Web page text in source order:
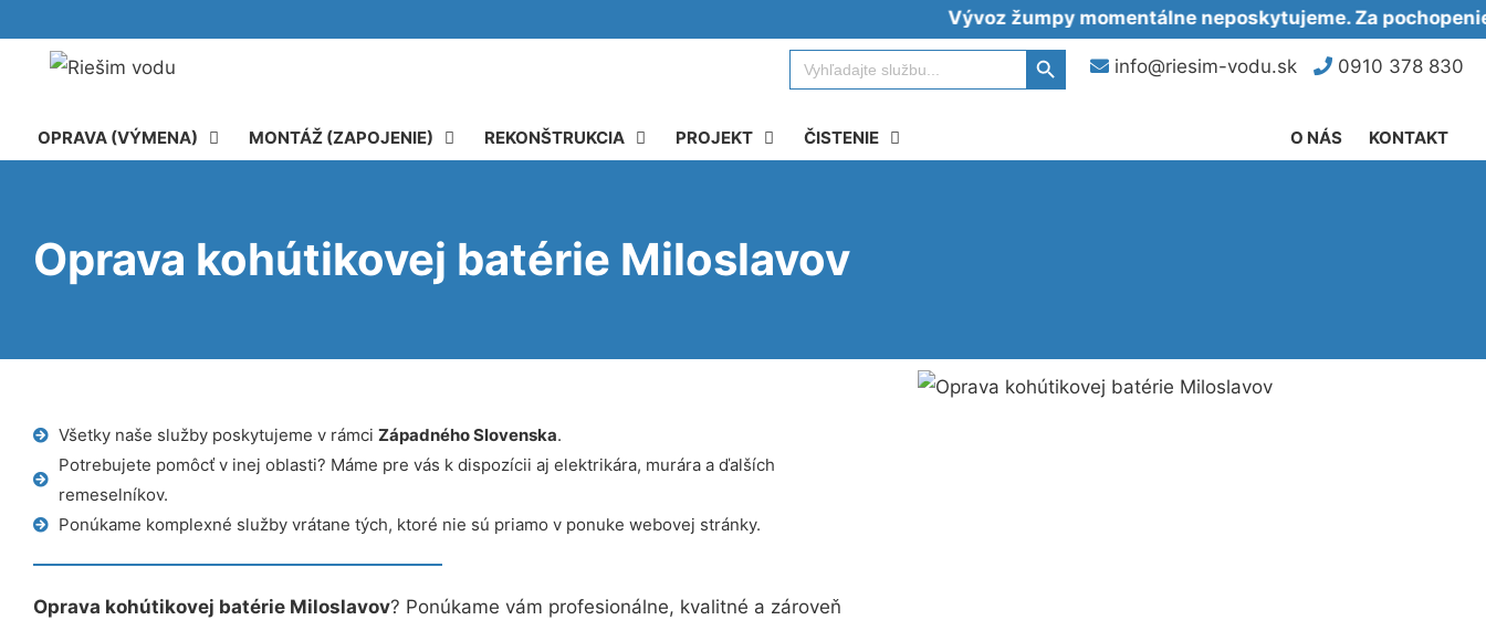
Vývoz žumpy momentálne neposkytujeme. Za pochopenie
info@riesim-vodu.sk 0910 378 830
Search
for:
Search Button
OPRAVA (VÝMENA) MONTÁŽ (ZAPOJENIE) REKONŠTRUKCIA PROJEKT ČISTENIE KONTAKT
O NÁS
Oprava kohútikovej batérie Miloslavov
Všetky naše služby poskytujeme v rámci Západného Slovenska.
Potrebujete pomôcť v inej oblasti? Máme pre vás k dispozícii aj elektrikára, murára a ďalších
remeselníkov.
Ponúkame komplexné služby vrátane tých, ktoré nie sú priamo v ponuke webovej stránky.
Oprava kohútikovej batérie Miloslavov? Ponúkame vám profesionálne, kvalitné a zároveň